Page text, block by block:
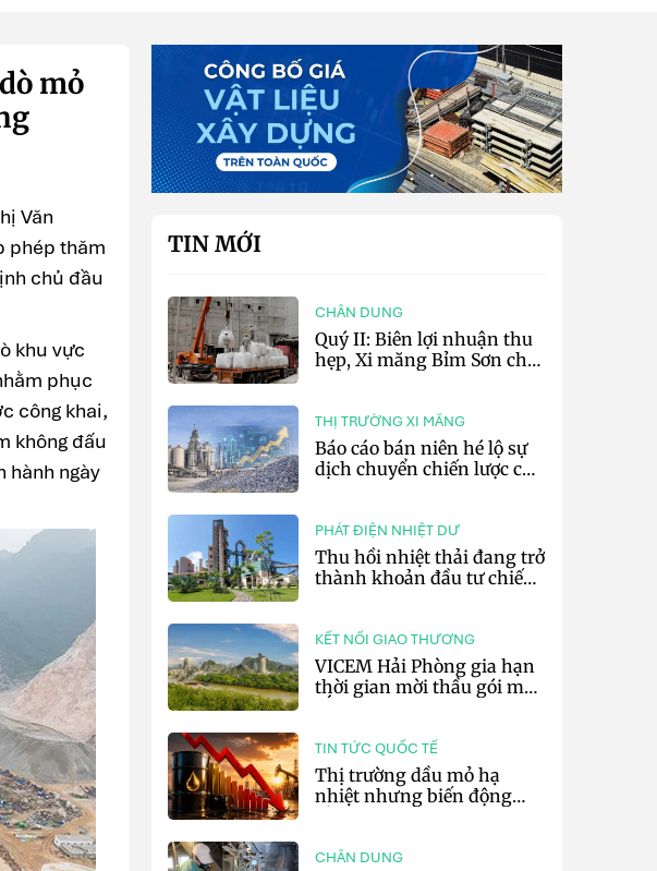
mỏ
Văn
phép thăm
chủ đầu
khu vực
phục
công khai,
không đấu
hành ngày
TIN MỚI
CHÂN DUNG
Quý II: Biên lợi nhuận thu
hẹp, Xi măng Bỉm Sơn chỉ
THỊ TRƯỜNG XI MĂNG
Báo cáo bán niên hé lộ sự
dịch chuyển chiến lược của
PHÁT ĐIỆN NHIỆT DƯ
Thu hồi nhiệt thải đang trở
thành khoản đầu tư chiến
KẾT NỐI GIAO THƯƠNG
VICEM Hải Phòng gia hạn
thời gian mời thầu gói mua
TIN TỨC QUỐC TẾ
Thị trường dầu mỏ hạ
nhiệt nhưng biến động
CHÂN DUNG